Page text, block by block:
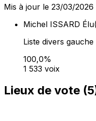
Mis à jour le 23/03/2026
Michel ISSARD
Liste divers gauche
100,0%
1 533 voix
Lieux de vote (5